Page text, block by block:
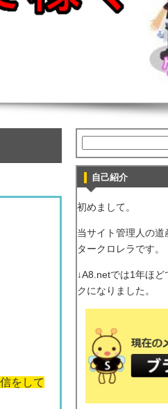
をして
自己紹介
初めまして。
当サイト管理人の道
タークロレラです。
↓A8.netでは1年ほ
クになりました。